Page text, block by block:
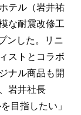
テル（岩井祐
な耐震改修工
ンした。リニ
ストとコラボ
ナル商品も開
岩井社長
目指したい」